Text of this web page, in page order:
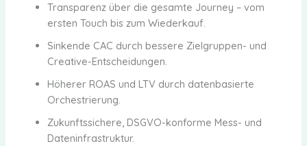
Transparenz über die gesamte Journey – vom
ersten Touch bis zum Wiederkauf.
Sinkende CAC durch bessere Zielgruppen- und
Creative-Entscheidungen.
Höherer ROAS und LTV durch datenbasierte
Orchestrierung.
Zukunftssichere, DSGVO-konforme Mess- und
Dateninfrastruktur.